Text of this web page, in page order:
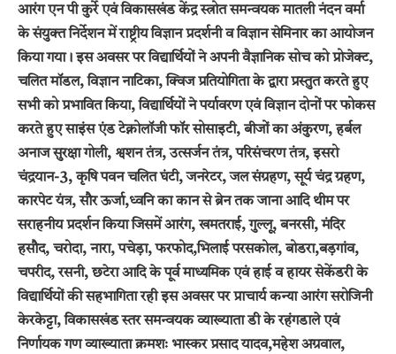
आरंग एन पी कुर्रे एवं विकासखंड केंद्र स्त्रोत समन्वयक मातली नंदन वर्मा
के संयुक्त निर्देशन में राष्ट्रीय विज्ञान प्रदर्शनी व विज्ञान सेमिनार का आयोजन
किया गया। इस अवसर पर विद्यार्थियों ने अपनी वैज्ञानिक सोच को प्रोजेक्ट,
चलित मॉडल, विज्ञान नाटिका, क्विज प्रतियोगिता के द्वारा प्रस्तुत करते हुए
सभी को प्रभावित किया, विद्यार्थियों ने पर्यावरण एवं विज्ञान दोनों पर फोकस
करते हुए साइंस एंड टेक्नोलॉजी फॉर सोसाइटी, बीजों का अंकुरण, हर्बल
अनाज सुरक्षा गोली, श्वशन तंत्र, उत्सर्जन तंत्र, परिसंचरण तंत्र, इसरो
चंद्रयान-3, कृषि पवन चलित घंटी, जनरेटर, जल संग्रहण, सूर्य चंद्र ग्रहण,
कारपेट यंत्र, सौर ऊर्जा,ध्वनि का कान से ब्रेन तक जाना आदि थीम पर
सराहनीय प्रदर्शन किया जिसमें आरंग, खमतराई, गुल्लू, बनरसी, मंदिर
हसौद, चरोदा, नारा, पचेड़ा, फरफोद,भिलाई परसकोल, बोडरा,बड़गांव,
चपरीद, रसनी, छटेरा आदि के पूर्व माध्यमिक एवं हाई व हायर सेकेंडरी के
विद्यार्थियों की सहभागिता रही इस अवसर पर प्राचार्य कन्या आरंग सरोजिनी
केरकेट्टा, विकासखंड स्तर समन्वयक व्याख्याता डी के रहंगडाले एवं
निर्णायक गण व्याख्याता क्रमशः भास्कर प्रसाद यादव,महेश अग्रवाल,